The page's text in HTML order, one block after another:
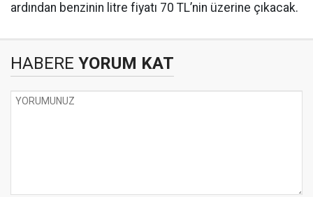
ardından benzinin litre fiyatı 70 TL’nin üzerine çıkacak.
HABERE YORUM KAT